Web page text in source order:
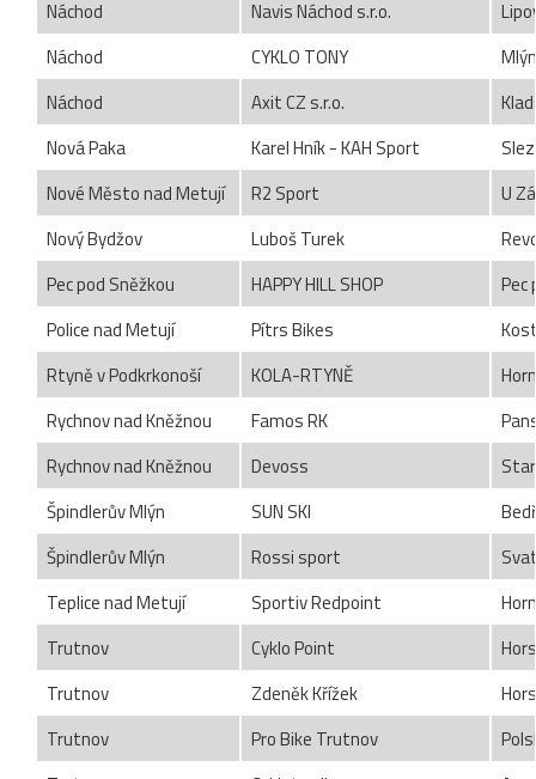
Náchod
Navis Náchod s.r.o.
Náchod
CYKLO TONY
Náchod
Axit CZ s.r.o.
Nová Paka
Karel Hník - KAH Sport
Nové Město nad Metují
R2 Sport
U
Nový Bydžov
Luboš Turek
Pec pod Sněžkou
HAPPY HILL SHOP
Pec
Police nad Metují
Pítrs Bikes
Rtyně v Podkrkonoší
KOLA-RTYNĚ
Rychnov nad Kněžnou
Famos RK
Rychnov nad Kněžnou
Devoss
Špindlerův Mlýn
SUN SKI
Špindlerův Mlýn
Rossi sport
Teplice nad Metují
Sportiv Redpoint
Trutnov
Cyklo Point
Trutnov
Zdeněk Křížek
Trutnov
Pro Bike Trutnov